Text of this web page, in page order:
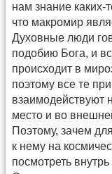
нам знание каких-
что макромир
Духовные люди
подобию Бога, и
происходит в
поэтому все те
место и во
Поэтому, зачем
к нему на
посмотреть